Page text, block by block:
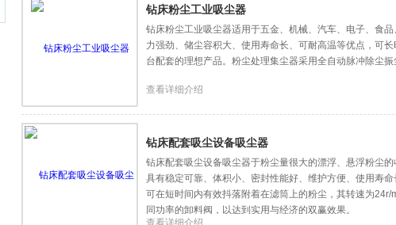
钻床粉尘工业吸尘器
钻床粉尘工业吸尘器适用于五金、机械、汽车、电子、食
力强劲、储尘容积大、使用寿命长、可耐高温等优点，可
台配套的理想产品。粉尘处理集尘器采用全自动脉冲除尘
查看详细介绍
钻床配套吸尘设备吸尘器
钻床配套吸尘设备吸尘器于粉尘量很大的漂浮、悬浮粉尘
具有稳定可靠、体积小、密封性能好、维护方便、使用寿
可在短时间内有效抖落附着在滤筒上的粉尘，其转速为
同功率的卸料阀，以达到实用与经济的双赢效果。
查看详细介绍